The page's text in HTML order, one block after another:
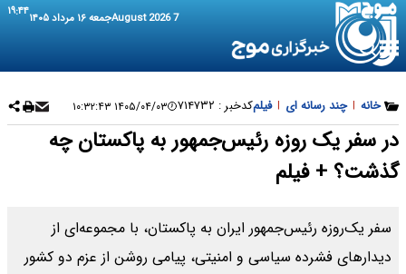
7 August 2026 جمعه ۱۶ مرداد ۱۴۰۵ ۱۹:۴۴
خانه | چند رسانه ای | فیلمکدخبر : ۷۱۴۷۳۲ ۱۴۰۵/۰۴/۰۳ ۱۰:۳۲:۴۳
در سفر یک روزه رئیس‌جمهور به پاکستان چه
گذشت؟ + فیلم
سفر یک‌روزه رئیس‌جمهور ایران به پاکستان، با مجموعه‌ای از
دیدار‌های فشرده سیاسی و امنیتی، پیامی روشن از عزم دو کشور